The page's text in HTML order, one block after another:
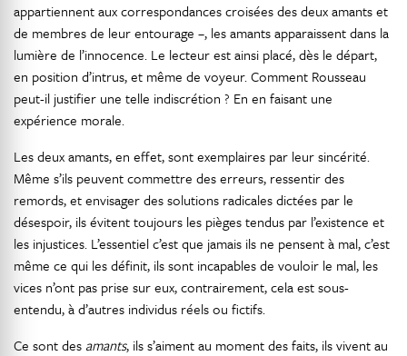
appartiennent aux correspondances croisées des deux amants et
de membres de leur entourage –, les amants apparaissent dans la
lumière de l’innocence. Le lecteur est ainsi placé, dès le départ,
en position d’intrus, et même de voyeur. Comment Rousseau
peut-il justifier une telle indiscrétion ? En en faisant une
expérience morale.
Les deux amants, en effet, sont exemplaires par leur sincérité.
Même s’ils peuvent commettre des erreurs, ressentir des
remords, et envisager des solutions radicales dictées par le
désespoir, ils évitent toujours les pièges tendus par l’existence et
les injustices. L’essentiel c’est que jamais ils ne pensent à mal, c’est
même ce qui les définit, ils sont incapables de vouloir le mal, les
vices n’ont pas prise sur eux, contrairement, cela est sous-
entendu, à d’autres individus réels ou fictifs.
Ce sont des amants, ils s’aiment au moment des faits, ils vivent au